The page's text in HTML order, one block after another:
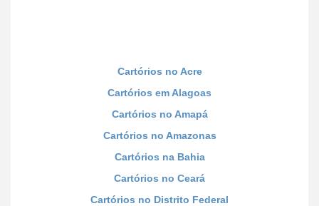
Cartórios no Acre
Cartórios em Alagoas
Cartórios no Amapá
Cartórios no Amazonas
Cartórios na Bahia
Cartórios no Ceará
Cartórios no Distrito Federal